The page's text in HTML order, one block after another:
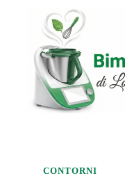
CONTORNI